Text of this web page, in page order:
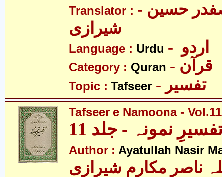
Translator : - مولانا سید صفدر حسین
شیرازی
Language : Urdu
Category : Quran - قرآن
Topic : Tafseer - تفسیر
Tafseer e Namoona - Vol.11
تفسیرِ نمونہ - جلد 11
Author : Ayatullah Nasir
ناصر مکارم شیرازی